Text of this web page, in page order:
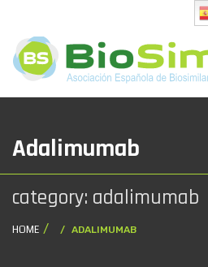
Adalimumab
category: adalimumab
HOME ADALIMUMAB